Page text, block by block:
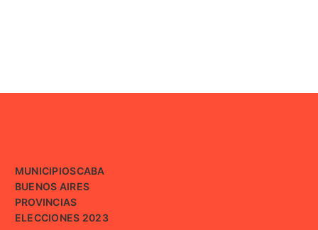
MUNICIPIOSCABA
BUENOS AIRES
PROVINCIAS
ELECCIONES 2023